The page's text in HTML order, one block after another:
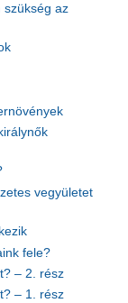
szükség az
vegyületet
fele?
– 2. rész
– 1. rész